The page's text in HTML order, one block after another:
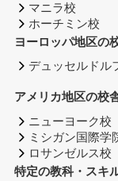
マニラ校
ホーチミン校
ヨーロッパ地区の
デュッセルドル
アメリカ地区の校
ニューヨーク校
ミシガン国際学
ロサンゼルス校
特定の教科・スキ